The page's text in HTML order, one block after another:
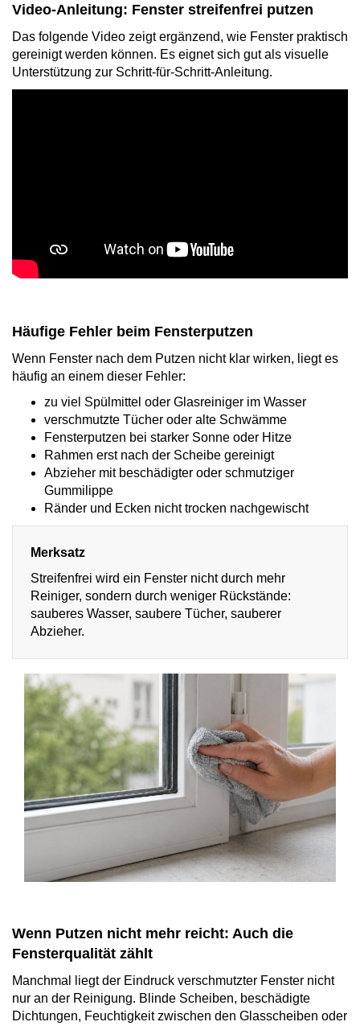
Video-Anleitung: Fenster streifenfrei putzen
Das folgende Video zeigt ergänzend, wie Fenster praktisch
gereinigt werden können. Es eignet sich gut als visuelle
Unterstützung zur Schritt-für-Schritt-Anleitung.
Häufige Fehler beim Fensterputzen
Wenn Fenster nach dem Putzen nicht klar wirken, liegt es
häufig an einem dieser Fehler:
zu viel Spülmittel oder Glasreiniger im Wasser
verschmutzte Tücher oder alte Schwämme
Fensterputzen bei starker Sonne oder Hitze
Rahmen erst nach der Scheibe gereinigt
Abzieher mit beschädigter oder schmutziger
Gummilippe
Ränder und Ecken nicht trocken nachgewischt
Merksatz
Streifenfrei wird ein Fenster nicht durch mehr
Reiniger, sondern durch weniger Rückstände:
sauberes Wasser, saubere Tücher, sauberer
Abzieher.
Wenn Putzen nicht mehr reicht: Auch die
Fensterqualität zählt
Manchmal liegt der Eindruck verschmutzter Fenster nicht
nur an der Reinigung. Blinde Scheiben, beschädigte
Dichtungen, Feuchtigkeit zwischen den Glasscheiben oder